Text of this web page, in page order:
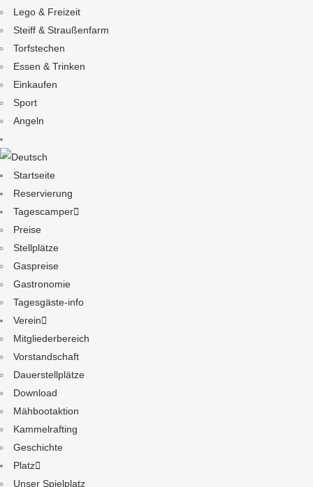
Lego & Freizeit
Steiff & Straußenfarm
Torfstechen
Essen & Trinken
Einkaufen
Sport
Angeln
Startseite
Reservierung
Tagescamper
Preise
Stellplätze
Gaspreise
Gastronomie
Tagesgäste-info
Verein
Mitgliederbereich
Vorstandschaft
Dauerstellplätze
Download
Mähbootaktion
Kammelrafting
Geschichte
Platz
Unser Spielplatz